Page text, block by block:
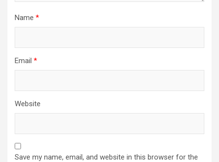
Name *
Email *
Website
Save my name, email, and website in this browser for the